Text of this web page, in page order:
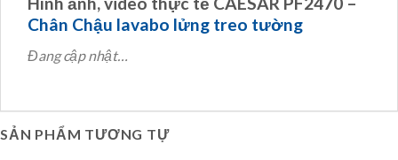
Chân Chậu lavabo lửng treo tường
Đang cập nhật…
SẢN PHẨM TƯƠNG TỰ